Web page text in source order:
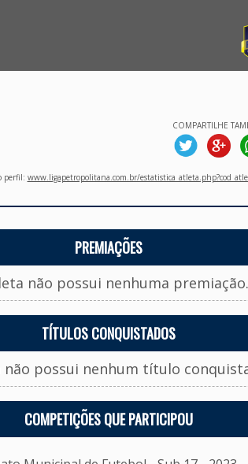
COMPARTILHE
perfil: www.ligapetropolitana.com.br/
PREMIAÇÕES
não possui nenhuma premiação.
TÍTULOS CONQUISTADOS
não possui nenhum título
COMPETIÇÕES QUE PARTICIPOU